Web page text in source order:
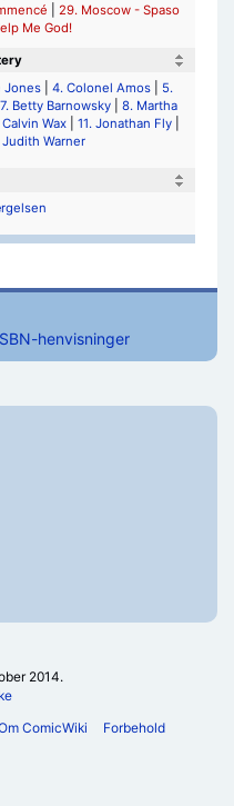
29. Moscow - Spaso
Me God!
Jones 4. Colonel Amos
5.
7. Betty Barnowsky
8. Martha
Calvin Wax 11. Jonathan Fly
Judith Warner
henvisninger
2014.
ComicWiki Forbehold